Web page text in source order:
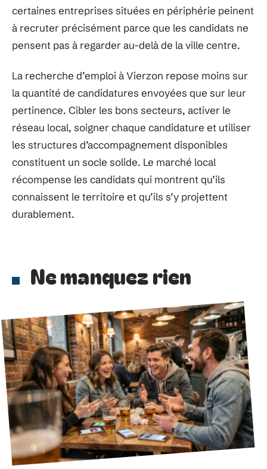
certaines entreprises situées en périphérie peinent
à recruter précisément parce que les candidats ne
pensent pas à regarder au-delà de la ville centre.
La recherche d’emploi à Vierzon repose moins sur
la quantité de candidatures envoyées que sur leur
pertinence. Cibler les bons secteurs, activer le
réseau local, soigner chaque candidature et utiliser
les structures d’accompagnement disponibles
constituent un socle solide. Le marché local
récompense les candidats qui montrent qu’ils
connaissent le territoire et qu’ils s’y projettent
durablement.
Ne manquez rien